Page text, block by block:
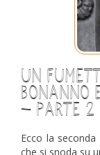
Un
– parte 2
Ecco la
che si snoda su